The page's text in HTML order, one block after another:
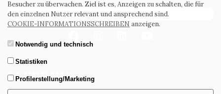
ABONNIEREN SIE DEN NEWSLETTER
Besucher zu überwachen. Ziel ist es, Anzeigen zu schalten, die für
den einzelnen Nutzer relevant und ansprechend sind.
COOKIE-INFORMATIONSSCHREIBEN anzeigen.
Notwendig und technisch
Statistiken
Profilerstellung/Marketing